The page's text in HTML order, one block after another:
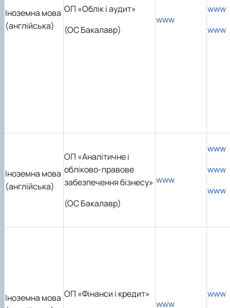
Іноземна мова
(англійська)
ОП «Облік і аудит»
(ОС Бакалавр)
www
www
www
Іноземна мова
(англійська)
ОП «Аналітичне і
обліково-правове
забезпечення бізнесу»
(ОС Бакалавр)
www
www
www
www
Іноземна мова ОП «Фінанси і кредит»
www
www